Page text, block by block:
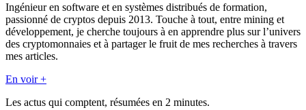
Ingénieur en software et en systèmes distribués de formation,
passionné de cryptos depuis 2013. Touche à tout, entre mining et
développement, je cherche toujours à en apprendre plus sur l’univers
des cryptomonnaies et à partager le fruit de mes recherches à travers
mes articles.
En voir +
Les actus qui comptent, résumées en 2 minutes.